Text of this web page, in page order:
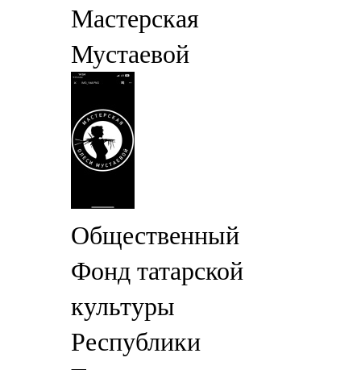
Мастерская
Мустаевой
Общественный
Фонд татарской
культуры
Республики